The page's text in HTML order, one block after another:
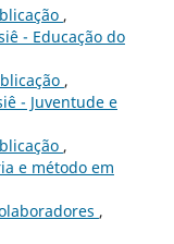
,
- Educação do
,
- Juventude e
,
e método em
,